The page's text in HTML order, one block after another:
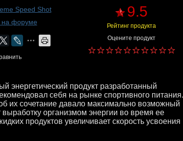
Speed Shot
на форуме
9.5
Рейтинг продукта
Оцените продукт
энергетический продукт разработанный
себя на рынке спортивного питания.
их сочетание давало максимально возможный
выработку организмом энергии во время ее
продуктов увеличивает скорость усвоения